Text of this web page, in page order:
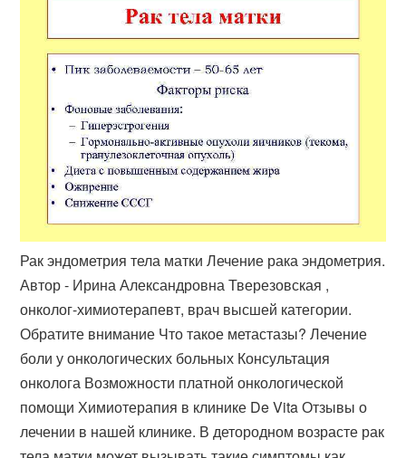
Рак эндометрия тела матки Лечение рака эндометрия.
Автор - Ирина Александровна Тверезовская ,
онколог-химиотерапевт, врач высшей категории.
Обратите внимание Что такое метастазы? Лечение
боли у онкологических больных Консультация
онколога Возможности платной онкологической
помощи Химиотерапия в клинике De Vita Отзывы о
лечении в нашей клинике. В детородном возрасте рак